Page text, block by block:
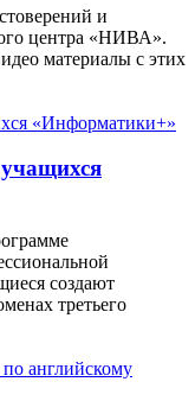
и
центра «НИВА».
материалы с этих
создают
третьего